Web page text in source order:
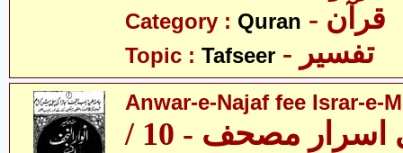
Category : Quran - قرآن
Topic : Tafseer - تفسیر
Anwar-e-Najaf fee Israr-e-
انوار نجف فی اسرار مصحف - 10 /